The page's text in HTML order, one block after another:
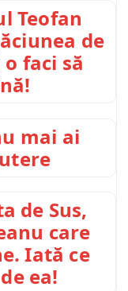
Teofan
de
faci să
mai ai
de Sus,
care
Iată ce
ea!